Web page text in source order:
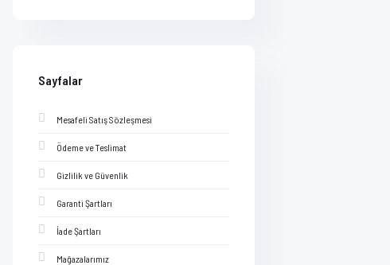
Sayfalar
Mesafeli Satış Sözleşmesi
Ödeme ve Teslimat
Gizlilik ve Güvenlik
Garanti Şartları
İade Şartları
Mağazalarımız